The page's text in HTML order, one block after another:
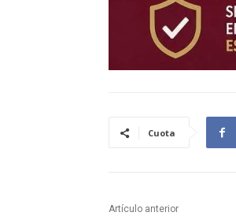
Cuota
Artículo anterior